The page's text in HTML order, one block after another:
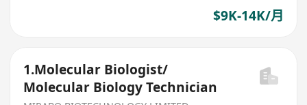
$9K-14K/月
1.Molecular Biologist/
Molecular Biology Technician